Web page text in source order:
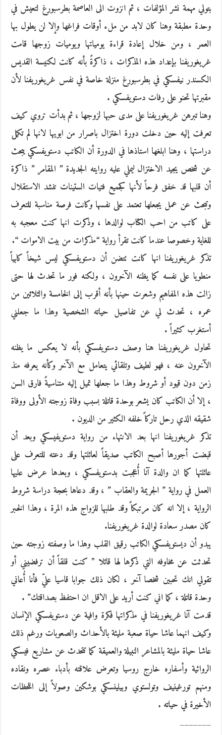
بتولي مهمة نشر المؤلفات ، ثم انزوت الى العاصمة بطرسبورغ لتعيش في
وحدة مطبقة وهنا كان لابد من ملء أوقات فراغها وإلا لن يطول بها
العمر ، ومن خلال إعادة قراءة يومياتها ويوميات زوجها قامت
غريغوريفنا بإعداد هذه المذكرات ، ذاكرةً بأنه كانت لكنيسة القديس
الكسندر نيفسكي في بطرسبورغ منزلة خاصة في نفس غريغوريفنا لأن
مقبرتها تحنو على رفات دستويفسكي .
وهنا تبرهن غريغوريفنا على مدى حبها لزوجها ، ثم بدأت تروي كيف
تعرفت إليه حين دخلت دورة اختزال باصرار من ابويها لانها لم تكمل
دراستها ، وهنا ابلغها استاذها في الدورة أن الكاتب دستويفسكي يبحث
عن شخص يجيد الاختزال ليملي عليه روايته الجديدة ” المقامر ” ذاكرة
أن قلبها قد خفق فرحاً لأنها كجميع فتيات الستينات تنشد الاستقلال
وتبحث عن عمل يجعلها تعتمد على نفسها وكانت فرصة مناسبة للتعرف
على كاتب من احب الكتاب لوالدها ، وذكرت انها كنت معجبه به
للغاية وخصوصا عندما كانت تقرأ رواية “مذكرات من بيت الاموات “.
تذكر غريغوريفنا انها كانت تتضن أن دستويفسكي ليس شيخاً كابياً
منطويا على نفسه كما يظنه الآخرون ، ولكنه فور ما تحدث لها حتى
زالت هذه المفاهيم وشعرت حينها بأنه أقرب إلى الخامسة والثلاثين من
عمره ، تحدث لي عن تفاصيل حياته الشخصية وهذا ما جعلني
أستغرب كثيراً .
تحاول غريغوريفنا هنا وصف دستويفسكي بأنه لا يعكس ما يظنه
الآخرون عنه ، فهو لطيف وتلقائي يتعامل مع الآخر وكأنه يعرفه منذ
زمن دون قيود أو شروط وهذا ما جعلها تميل إليه متناسيةً فارق السن
، إلا أن الكاتب كان يشعر بوحدة قاتلة بسبب وفاة زوجته الأولى ووفاة
شقيقه الذي رحل تاركاً خلفه الكثير من الديون .
تذكر غريغوريفنا انها بعد الانتهاء من رواية دستويفيسكي وبعد أن
قبضت أجورها أصبح الكاتب صديقاً لعائلتها وقد دعته للتعرف على
عائلتها كما ان والدة آنا أُعجبت بدستويفسكي ، وبعدها عرض عليها
العمل في رواية ” الجريمة والعقاب ” ، وقد دعاها بحجة دراسة شروط
الرواية ، إلا انه كان مرتبكاً وقد طلبها للزواج هذه المرة ، وهذا الخبر
كان مصدر سعادة لوالدة غريغوريفنا.
يبدو أن ديستويفسكي الكاتب رقيق القلب وهذا ما وصفته زوجته حين
تحدثت عن مخاوفه التي ذكرها لها قائلا ” كنت قلقاً أن ترفضيني أو
تقولي انك تحبين شخصا آخر ، لكان ذلك جوابا قاسيا عليّ فأنا أُعاني
وحدة قاتلة ، كما اني كنت أريد على الاقل ان احتفظ بصداقتك” .
قدمت آنا غريغوريفنا في مذكراتها فكرة وافية عن دستويفسكي الإنسان
وكيف انهما عاشا حياة صعبة مليئة بالأحداث والصعوبات ورغم ذلك
عاشا حياة مليئة بالمشاعر النبيلة والعميقة كما تتحدث عن مشاريع فيسكي
الروائية وأسفاره خارج روسيا وتعرض علاقته بأدباء عصره ونقاده
ومنهم تورغينيف وتولستوي وبيلينسكي بوشكين وصولاً إلى اللحظات
الأخيرة في حياته .
_______